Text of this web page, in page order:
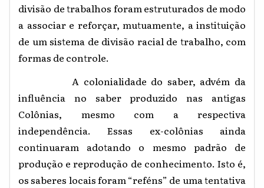
divisão de trabalhos foram estruturados de modo
a associar e reforçar, mutuamente, a instituição
de um sistema de divisão racial de trabalho, com
formas de controle.
A colonialidade do saber, advém da
influência no saber produzido nas antigas
Colônias, mesmo com a respectiva
independência. Essas ex-colônias ainda
continuaram adotando o mesmo padrão de
produção e reprodução de conhecimento. Isto é,
os saberes locais foram “reféns” de uma tentativa